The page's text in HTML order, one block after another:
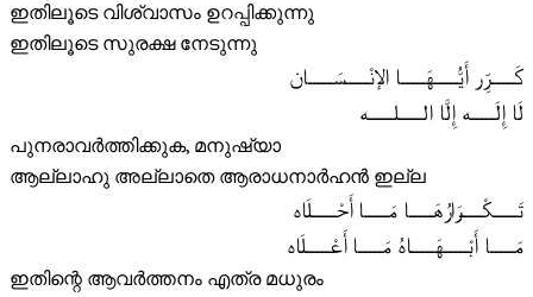
ഇതിലൂടെ വിശ്വാസം ഉറപ്പിക്കുന്നു
ഇതിലൂടെ സുരക്ഷ നേടുന്നു
كَـــــرِّر أَيُّـــــهَـــــا الإنْـــــسَـــــان
لَا إِلَـــــه إِلَّا الـــــلـــــه
പുനരാവർത്തിക്കുക, മനുഷ്യാ
ആല്ലാഹു അല്ലാതെ ആരാധനാർഹൻ ഇല്ല
تَـــــكْـــــرَارُهَـــــا مَـــــا أَحْـــــلَاه
مَـــــا أَبْـــــهَـــــاهُ مَـــــا أَعْـــــلَاه
ഇതിന്റെ ആവർത്തനം എത്ര മധുരം